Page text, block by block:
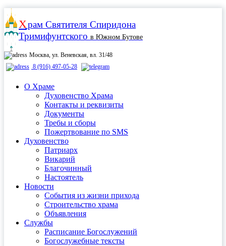
Храм Святителя Спиридона
Тримифунтского в Южном Бутове
Москва, ул. Веневская, вл. 31/48
8 (916) 497-05-28
О Храме
Духовенство Храма
Контакты и реквизиты
Документы
Требы и сборы
Пожертвование по SMS
Духовенство
Патриарх
Викарий
Благочинный
Настоятель
Новости
События из жизни прихода
Строительство храма
Объявления
Службы
Расписание Богослужений
Богослужебные тексты